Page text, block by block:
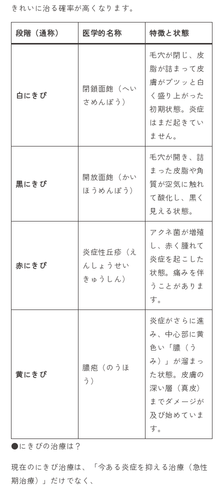
きれいに治る確率が高くなります。
段階（通称） 医学的名称 特徴と状態
白にきび
閉鎖面皰（へい
さめんぽう）
毛穴が閉じ、皮
脂が詰まって皮
膚がプツッと白
く盛り上がった
初期状態。炎症
はまだ起きてい
ません。
黒にきび
開放面皰（かい
ほうめんぽう）
毛穴が開き、詰
まった皮脂や角
質が空気に触れ
て酸化し、黒く
見える状態。
赤にきび
炎症性丘疹（え
んしょうせい
きゅうしん）
アクネ菌が増殖
し、赤く腫れて
炎症を起こした
状態。痛みを伴
うことがありま
す。
黄にきび
膿疱（のうほ
う）
炎症がさらに進
み、中心部に黄
色い「膿（う
み）」が溜まっ
た状態。皮膚の
深い層（真皮）
までダメージが
及び始めていま
す。
●にきびの治療は？
現在のにきび治療は、「今ある炎症を抑える治療（急性
期治療）」だけでなく、